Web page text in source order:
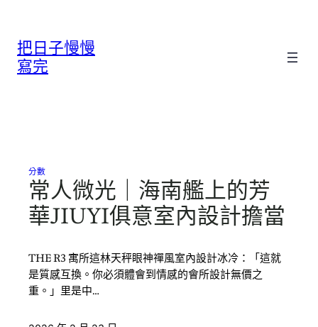
把日子慢慢
寫完
分數
常人微光｜海南艦上的芳
華JIUYI俱意室內設計擔當
THE R3 寓所這林天秤眼神禪風室內設計冰冷：「這就
是質感互換。你必須體會到情感的會所設計無價之
重。」里是中…